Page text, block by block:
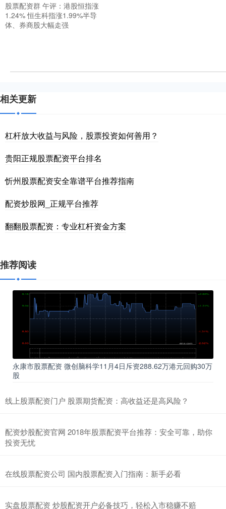
股票配资群 午评：港股恒指涨
1.24% 恒生科指涨1.99%半导
体、券商股大幅走强
相关更新
杠杆放大收益与风险，股票投资如何善用？
贵阳正规股票配资平台排名
忻州股票配资安全靠谱平台推荐指南
配资炒股网_正规平台推荐
翻翻股票配资：专业杠杆资金方案
推荐阅读
永康市股票配资 微创脑科学11月4日斥资288.62万港元回购30万
股
线上股票配资门户 股票期货配资：高收益还是高风险？
配资炒股配资官网 2018年股票配资平台推荐：安全可靠，助你
投资无忧
在线股票配资公司 国内股票配资入门指南：新手必看
实盘股票配资 炒股配资开户必备技巧，轻松入市稳赚不赔